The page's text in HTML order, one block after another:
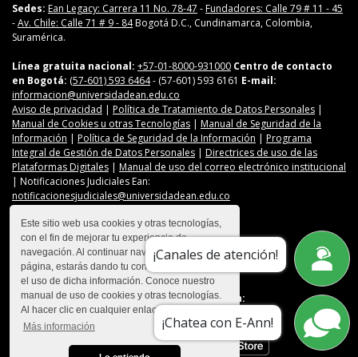
Este sitio web usa cookies y otras tecnologías,
con el fin de mejorar tu experiencia de
navegación. Al continuar navegando en esta
página, estarás dando tu consentimiento para
el uso de dicha información. Conoce nuestro
manual de uso de cookies y otras tecnologías.
Al hacer clic en cualquier enlace
Más información
¡Chatea con E-Ann!
¡Canales de atención!
Sedes: Ean Legacy: Carrera 11 No. 78-47 -Fundadores: Calle 79 # 11 - 45
-Av. Chile: Calle 71 # 9 - 84Bogotá D.C., Cundinamarca, Colombia,
Suramérica.
Línea gratuita nacional: +57-01-8000-931000 Centro de contacto
en Bogotá: (57-601) 593 6464- (57-601) 593 6161 E-mail:
informacion@universidadean.edu.co
Aviso de privacidad | Política de Tratamiento de Datos Personales |
Manual de Cookies u otras Tecnologías | Manual de Seguridad de la
Información | Política de Seguridad de la Información | Programa
Integral de Gestión de Datos Personales | Directrices de uso de las
Plataformas Digitales | Manual de uso del correo electrónico institucional
| Notificaciones Judiciales Ean:
notificacionesjudiciales@universidadean.edu.co
Contáctanos
Menú Redes Sociales
Descarga nuestra app en: